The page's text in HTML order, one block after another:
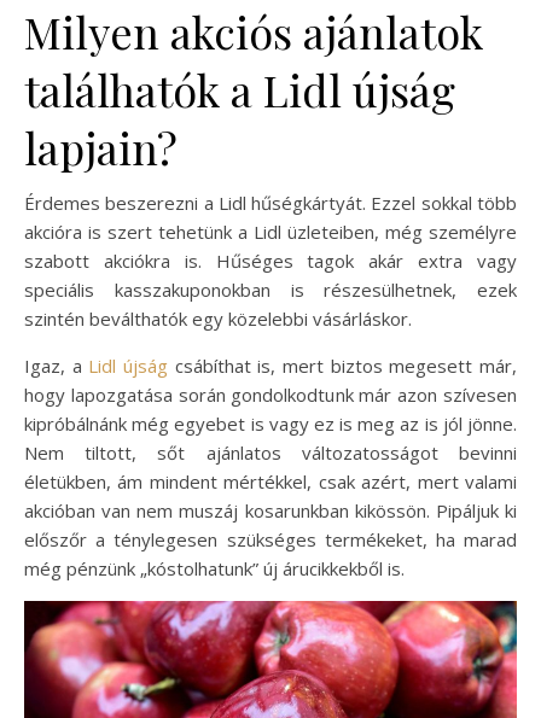
Milyen akciós ajánlatok
találhatók a Lidl újság
lapjain?
Érdemes beszerezni a Lidl hűségkártyát. Ezzel sokkal több
akcióra is szert tehetünk a Lidl üzleteiben, még személyre
szabott akciókra is. Hűséges tagok akár extra vagy
speciális kasszakuponokban is részesülhetnek, ezek
szintén beválthatók egy közelebbi vásárláskor.
Igaz, a Lidl újság csábíthat is, mert biztos megesett már,
hogy lapozgatása során gondolkodtunk már azon szívesen
kipróbálnánk még egyebet is vagy ez is meg az is jól jönne.
Nem tiltott, sőt ajánlatos változatosságot bevinni
életükben, ám mindent mértékkel, csak azért, mert valami
akcióban van nem muszáj kosarunkban kikössön. Pipáljuk ki
előszőr a ténylegesen szükséges termékeket, ha marad
még pénzünk „kóstolhatunk” új árucikkekből is.